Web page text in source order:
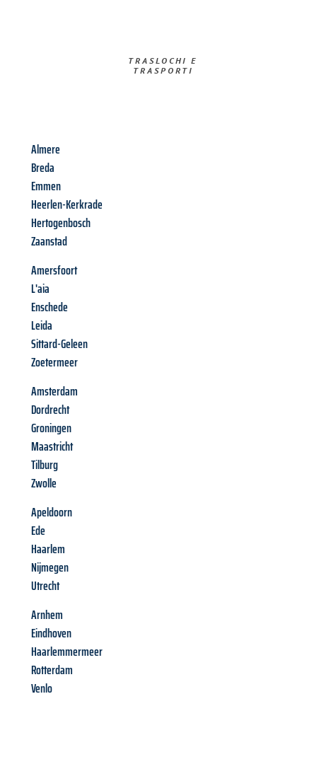
TRASLOCHI E
TRASPORTI​
Almere
Breda
Emmen
Heerlen-Kerkrade
Hertogenbosch
Zaanstad
Amersfoort
L'aia
Enschede
Leida
Sittard-Geleen
Zoetermeer
Amsterdam
Dordrecht
Groningen
Maastricht
Tilburg
Zwolle
Apeldoorn
Ede
Haarlem
Nijmegen
Utrecht
Arnhem
Eindhoven
Haarlemmermeer
Rotterdam
Venlo